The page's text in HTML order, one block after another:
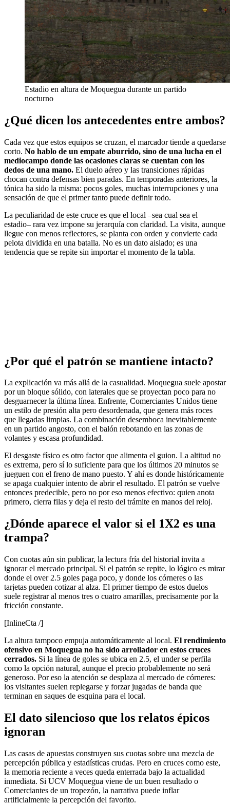
Estadio en altura de Moquegua durante un partido
nocturno
¿Qué dicen los antecedentes entre ambos?
Cada vez que estos equipos se cruzan, el marcador tiende a quedarse
corto. No hablo de un empate aburrido, sino de una lucha en el
mediocampo donde las ocasiones claras se cuentan con los
dedos de una mano. El duelo aéreo y las transiciones rápidas
chocan contra defensas bien paradas. En temporadas anteriores, la
tónica ha sido la misma: pocos goles, muchas interrupciones y una
sensación de que el primer tanto puede definir todo.
La peculiaridad de este cruce es que el local –sea cual sea el
estadio– rara vez impone su jerarquía con claridad. La visita, aunque
llegue con menos reflectores, se planta con orden y convierte cada
pelota dividida en una batalla. No es un dato aislado; es una
tendencia que se repite sin importar el momento de la tabla.
¿Por qué el patrón se mantiene intacto?
La explicación va más allá de la casualidad. Moquegua suele apostar
por un bloque sólido, con laterales que se proyectan poco para no
desguarnecer la última línea. Enfrente, Comerciantes Unidos tiene
un estilo de presión alta pero desordenada, que genera más roces
que llegadas limpias. La combinación desemboca inevitablemente
en un partido angosto, con el balón rebotando en las zonas de
volantes y escasa profundidad.
El desgaste físico es otro factor que alimenta el guion. La altitud no
es extrema, pero sí lo suficiente para que los últimos 20 minutos se
jueguen con el freno de mano puesto. Y ahí es donde históricamente
se apaga cualquier intento de abrir el resultado. El patrón se vuelve
entonces predecible, pero no por eso menos efectivo: quien anota
primero, cierra filas y deja el resto del trámite en manos del reloj.
¿Dónde aparece el valor si el 1X2 es una
trampa?
Con cuotas aún sin publicar, la lectura fría del historial invita a
ignorar el mercado principal. Si el patrón se repite, lo lógico es mirar
donde el over 2.5 goles paga poco, y donde los córneres o las
tarjetas pueden cotizar al alza. El primer tiempo de estos duelos
suele registrar al menos tres o cuatro amarillas, precisamente por la
fricción constante.
[InlineCta /]
La altura tampoco empuja automáticamente al local. El rendimiento
ofensivo en Moquegua no ha sido arrollador en estos cruces
cerrados. Si la línea de goles se ubica en 2.5, el under se perfila
como la opción natural, aunque el precio probablemente no será
generoso. Por eso la atención se desplaza al mercado de córneres:
los visitantes suelen replegarse y forzar jugadas de banda que
terminan en saques de esquina para el local.
El dato silencioso que los relatos épicos
ignoran
Las casas de apuestas construyen sus cuotas sobre una mezcla de
percepción pública y estadísticas crudas. Pero en cruces como este,
la memoria reciente a veces queda enterrada bajo la actualidad
inmediata. Si UCV Moquegua viene de un buen resultado o
Comerciantes de un tropezón, la narrativa puede inflar
artificialmente la percepción del favorito.